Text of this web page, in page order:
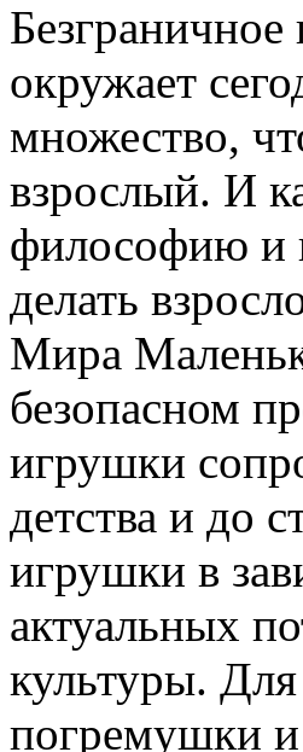
окружает
множество,
взрослый. И
философию и
делать
Мира
безопасном
игрушки
детства и до
игрушки в
актуальных
культуры.
погремушки